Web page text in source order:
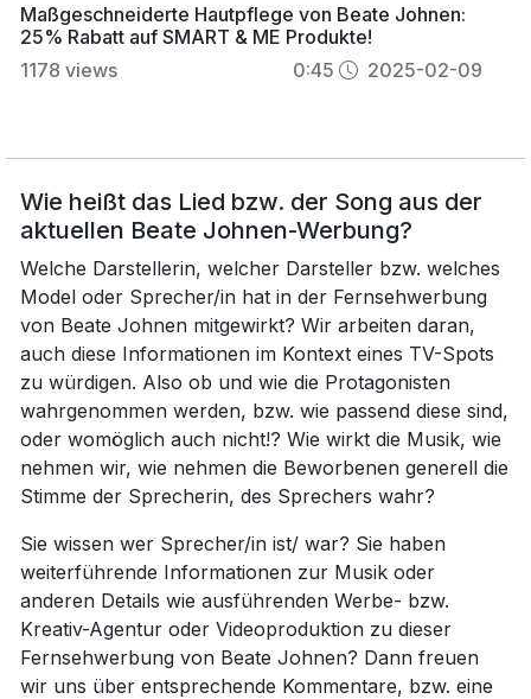
Maßgeschneiderte Hautpflege von Beate Johnen:
25% Rabatt auf SMART & ME Produkte!
1178 views 0:45 2025-02-09
Wie heißt das Lied bzw. der Song aus der
aktuellen Beate Johnen-Werbung?
Welche Darstellerin, welcher Darsteller bzw. welches
Model oder Sprecher/in hat in der Fernsehwerbung
von Beate Johnen mitgewirkt? Wir arbeiten daran,
auch diese Informationen im Kontext eines TV-Spots
zu würdigen. Also ob und wie die Protagonisten
wahrgenommen werden, bzw. wie passend diese sind,
oder womöglich auch nicht!? Wie wirkt die Musik, wie
nehmen wir, wie nehmen die Beworbenen generell die
Stimme der Sprecherin, des Sprechers wahr?
Sie wissen wer Sprecher/in ist/ war? Sie haben
weiterführende Informationen zur Musik oder
anderen Details wie ausführenden Werbe- bzw.
Kreativ-Agentur oder Videoproduktion zu dieser
Fernsehwerbung von Beate Johnen? Dann freuen
wir uns über entsprechende Kommentare, bzw. eine